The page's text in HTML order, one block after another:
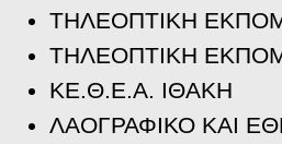
ΤΗΛΕΟΠΤΙΚΗ
ΤΗΛΕΟΠΤΙΚΗ
ΚΕ.Θ.Ε.Α. ΙΘΑΚΗ
ΛΑΟΓΡΑΦΙΚΟ ΚΑΙ